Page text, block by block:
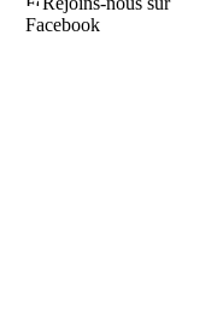
Facebook